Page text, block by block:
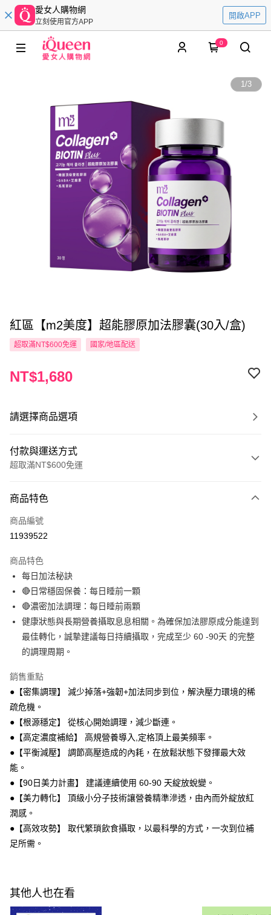
愛女人購物網
立刻使用官方APP
開啟APP
0
1/3
紅區【m2美度】超能膠原加法膠囊(30入/盒)
超取滿NT$600免運 國家/地區配送
NT$1,680
請選擇商品選項
付款與運送方式
超取滿NT$600免運
信用卡一次付款
超商取貨付款
Apple Pay
街口支付
悠遊付
Google Pay
【關於「AFTEE先享後付」】
AFTEE先享後付是「在收到商品之後才付款」的支付方式。 讓您購物簡單
便利好安心！
１．簡單：不需註冊會員、不需綁卡、不需儲值。
２．便利：只要手機號碼，簡訊認證，即可結帳。
３．安心：先確認商品／服務後，再付款。
１．於結帳方式選擇「AFTEE先享後付」後，將跳轉至「AFTEE先享後付」
結帳頁面，進行簡訊認證並確認金額後，即可完成結帳。
２．訂單成立數日內，您將收到繳費通知簡訊。
３．收到繳費通知簡訊後14天內，點擊此簡訊中的連結，可透過四大超商／
ATM／網路銀行／等多元方式進行付款，方視為交易完成。
※ 交易是否成功請以「AFTEE先享後付 」之結帳頁面顯示為準，若有關於
是否繳費成功／繳費後需取消欲退款等相關疑問，請聯繫「AFTEE先享後付
客戶支援中心」
https://netprotections.freshdesk.com/support/home
ATM付款
運送方式
全家付款取貨
每筆NT$100，滿NT$600(含以上)免運費
付款後全家取貨
每筆NT$100，滿NT$600(含以上)免運費
萊爾富取貨付款
付款後萊爾富取貨
每筆NT$100，滿NT$600(含以上)免運費
商品特色
商品編號
11939522
商品特色
每日加法秘訣
🔴日常穩固保養：每日睡前一顆
🔴濃密加法調理：每日睡前兩顆
健康狀態與長期營養攝取息息相關。為確保加法膠原成分能達到
最佳轉化，誠摯建議每日持續攝取，完成至少 60 -90天 的完整
的調理周期。
銷售重點
●【密集調理】 減少掉落+強韌+加法同步到位，解決壓力環境的稀
疏危機。
●【根源穩定】 從核心開始調理，減少斷連。
●【高定濃度補給】 高規營養導入,定格頂上最美頻率。
●【平衡減壓】 調節高壓造成的內耗，在放鬆狀態下發揮最大效
能。
●【90日美力計畫】 建議連續使用 60-90 天綻放蛻變。
●【美力轉化】 頂級小分子技術讓營養精準滲透，由內而外綻放紅
潤感。
●【高效攻勢】 取代繁瑣飲食攝取，以最科學的方式，一次到位補
足所需。
其他人也在看